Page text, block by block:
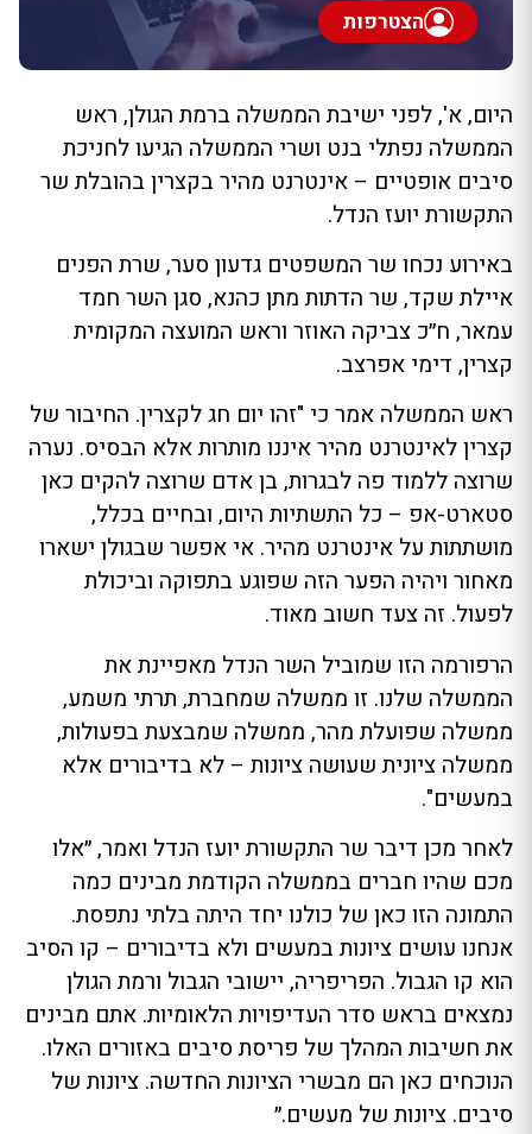
הצטרפות
היום, א', לפני ישיבת הממשלה ברמת הגולן, ראש
הממשלה נפתלי בנט ושרי הממשלה הגיעו לחניכת
סיבים אופטיים – אינטרנט מהיר בקצרין בהובלת שר
התקשורת יועז הנדל.
באירוע נכחו שר המשפטים גדעון סער, שרת הפנים
איילת שקד, שר הדתות מתן כהנא, סגן השר חמד
עמאר, ח״כ צביקה האוזר וראש המועצה המקומית
קצרין, דימי אפרצב.
ראש הממשלה אמר כי "זהו יום חג לקצרין. החיבור של
קצרין לאינטרנט מהיר איננו מותרות אלא הבסיס. נערה
שרוצה ללמוד פה לבגרות, בן אדם שרוצה להקים כאן
סטארט-אפ – כל התשתיות היום, ובחיים בכלל,
מושתתות על אינטרנט מהיר. אי אפשר שבגולן ישארו
מאחור ויהיה הפער הזה שפוגע בתפוקה וביכולת
לפעול. זה צעד חשוב מאוד.
הרפורמה הזו שמוביל השר הנדל מאפיינת את
הממשלה שלנו. זו ממשלה שמחברת, תרתי משמע,
ממשלה שפועלת מהר, ממשלה שמבצעת בפעולות,
ממשלה ציונית שעושה ציונות – לא בדיבורים אלא
במעשים".
לאחר מכן דיבר שר התקשורת יועז הנדל ואמר, ״אלו
מכם שהיו חברים בממשלה הקודמת מבינים כמה
התמונה הזו כאן של כולנו יחד היתה בלתי נתפסת.
אנחנו עושים ציונות במעשים ולא בדיבורים – קו הסיב
הוא קו הגבול. הפריפריה, יישובי הגבול ורמת הגולן
נמצאים בראש סדר העדיפויות הלאומיות. אתם מבינים
את חשיבות המהלך של פריסת סיבים באזורים האלו.
הנוכחים כאן הם מבשרי הציונות החדשה. ציונות של
סיבים. ציונות של מעשים.״